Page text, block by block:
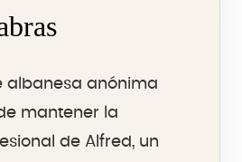
albanesa anónima
mantener la
de Alfred, un